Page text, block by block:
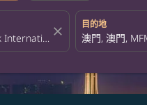
close
目的地